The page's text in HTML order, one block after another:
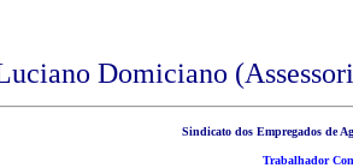
Domiciano
Sindicato dos Empregados de
Trabalhador